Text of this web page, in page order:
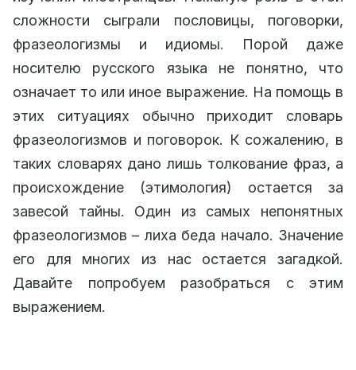
сложности сыграли пословицы, поговорки,
фразеологизмы и идиомы. Порой даже
носителю русского языка не понятно, что
означает то или иное выражение. На помощь в
этих ситуациях обычно приходит словарь
фразеологизмов и поговорок. К сожалению, в
таких словарях дано лишь толкование фраз, а
происхождение (этимология) остается за
завесой тайны. Один из самых непонятных
фразеологизмов – лиха беда начало. Значение
его для многих из нас остается загадкой.
Давайте попробуем разобраться с этим
выражением.